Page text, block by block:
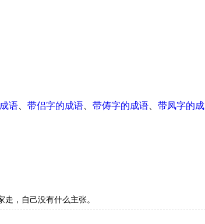
语 带侣字的成语 带俦字的成语
带凤字的成
，自己没有什么主张。